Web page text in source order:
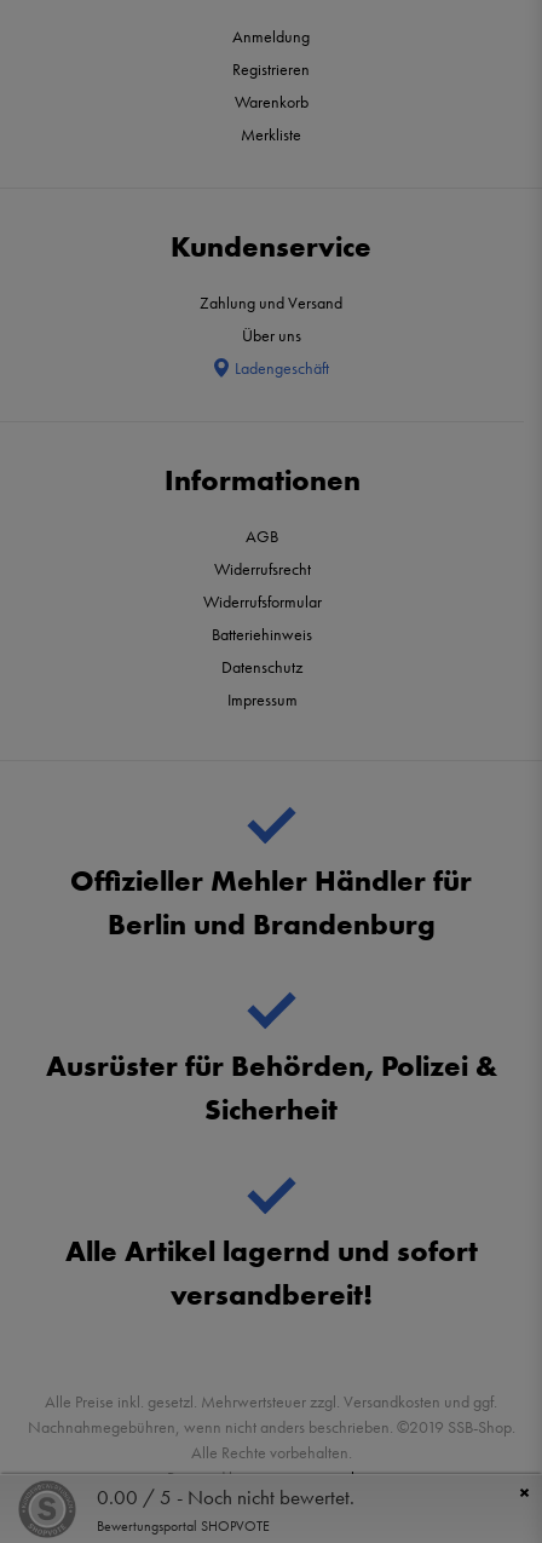
Anmeldung
Registrieren
Warenkorb
Merkliste
Kundenservice
Zahlung und Versand
Über uns
Ladengeschäft
Informationen
AGB
Widerrufsrecht
Widerrufsformular
Batteriehinweis
Datenschutz
Impressum
Offizieller Mehler Händler für
Berlin und Brandenburg
Ausrüster für Behörden, Polizei &
Sicherheit
Alle Artikel lagernd und sofort
versandbereit!
Alle Preise inkl. gesetzl. Mehrwertsteuer zzgl. Versandkosten und ggf.
Nachnahmegebühren, wenn nicht anders beschrieben. ©2019 SSB-Shop.
Alle Rechte vorbehalten.
Powered bycreateyourtemplate
×
0.00 / 5 - Noch nicht bewertet.
Bewertungsportal SHOPVOTE